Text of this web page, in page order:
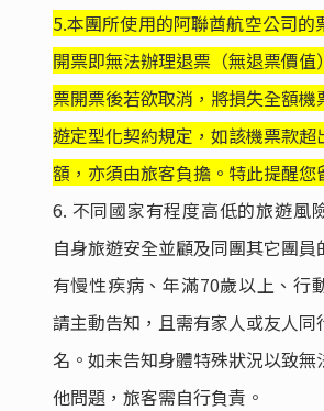
5.本團所使用的阿聯酋航空公司的
開票即無法辦理退票（無退票價值
票開票後若欲取消，將損失全額機
遊定型化契約規定，如該機票款超
額，亦須由旅客負擔。特此提醒您
6. 不同國家有程度高低的旅遊風
自身旅遊安全並顧及同團其它團
有慢性疾病、年滿70歲以上、行
請主動告知，且需有家人或友人同
名。如未告知身體特殊狀況以致無
他問題，旅客需自行負責。